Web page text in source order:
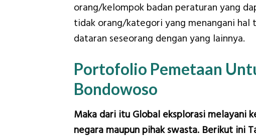
orang/kelompok badan peraturan yang
tidak orang/kategori yang menangani
dataran seseorang dengan yang lainnya.
Portofolio Pemetaan
Bondowoso
Maka dari itu Global eksplorasi melayani
negara maupun pihak swasta. Berikut ini